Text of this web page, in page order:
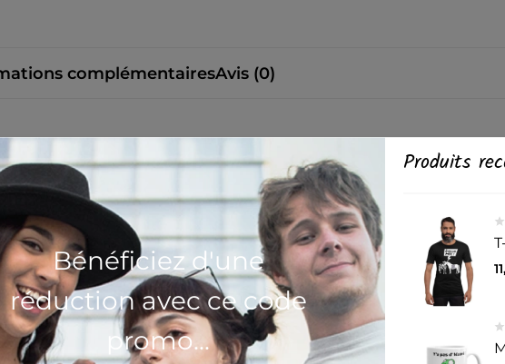
complémentairesAvis (0)
du matin, votre thé du soir ou autre chose entre temps, ce mug est fait
au lave-vaisselle.
11 oz : 9,8 cm (3,85 ″) de hauteur, 8,5 cm (3,35 ″) de diamètre.
15 oz : 12 cm (4,7 ″) de hauteur, 8,5 cm (3,35 ″) de diamètre.
et au micro-ondes
de Chine
Bénéficiez d'une
réduction avec ce code
promo...
Produits